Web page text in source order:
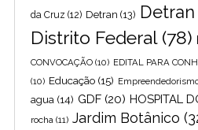
da Cruz (12) Detran (13) Detran
Distrito Federal(78)
CONVOCAÇÃO (10) EDITAL PARA
(10) Educação (15)
agua (14) GDF (20) HOSPITAL
rocha (11) Jardim Botânico